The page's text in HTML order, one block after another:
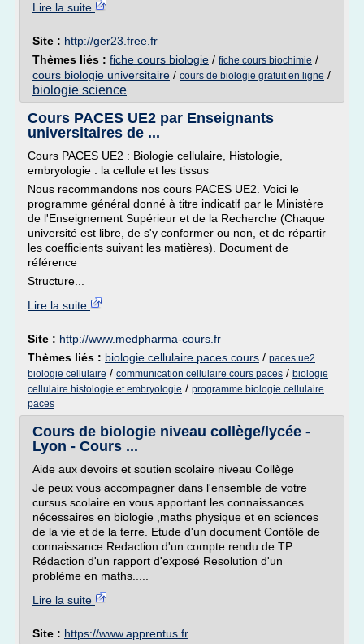
Lire la suite
Site : http://ger23.free.fr
Thèmes liés : fiche cours biologie / fiche cours biochimie /
cours biologie universitaire / cours de biologie gratuit en ligne /
biologie science
Cours PACES UE2 par Enseignants
universitaires de ...
Cours PACES UE2 : Biologie cellulaire, Histologie,
embryologie : la cellule et les tissus
Nous recommandons nos cours PACES UE2. Voici le
programme général donné à titre indicatif par le Ministère
de l'Enseignement Supérieur et de la Recherche (Chaque
université est libre, de s'y conformer ou non, et de répartir
les coefficients suivant les matières). Document de
référence
Structure...
Lire la suite
Site : http://www.medpharma-cours.fr
Thèmes liés : biologie cellulaire paces cours / paces ue2
biologie cellulaire / communication cellulaire cours paces / biologie
cellulaire histologie et embryologie / programme biologie cellulaire
paces
Cours de biologie niveau collège/lycée -
Lyon - Cours ...
Aide aux devoirs et soutien scolaire niveau Collège
Je peux vous accompagner dans l'ensemble de votre
cursus scolaire en vous apportant les connaissances
nécessaires en biologie ,maths physique et en sciences
de la vie et de la terre. Etude d'un document Contôle de
connaissance Redaction d'un compte rendu de TP
Rédaction d'un rapport d'exposé Resolution d'un
problème en maths.....
Lire la suite
Site : https://www.apprentus.fr